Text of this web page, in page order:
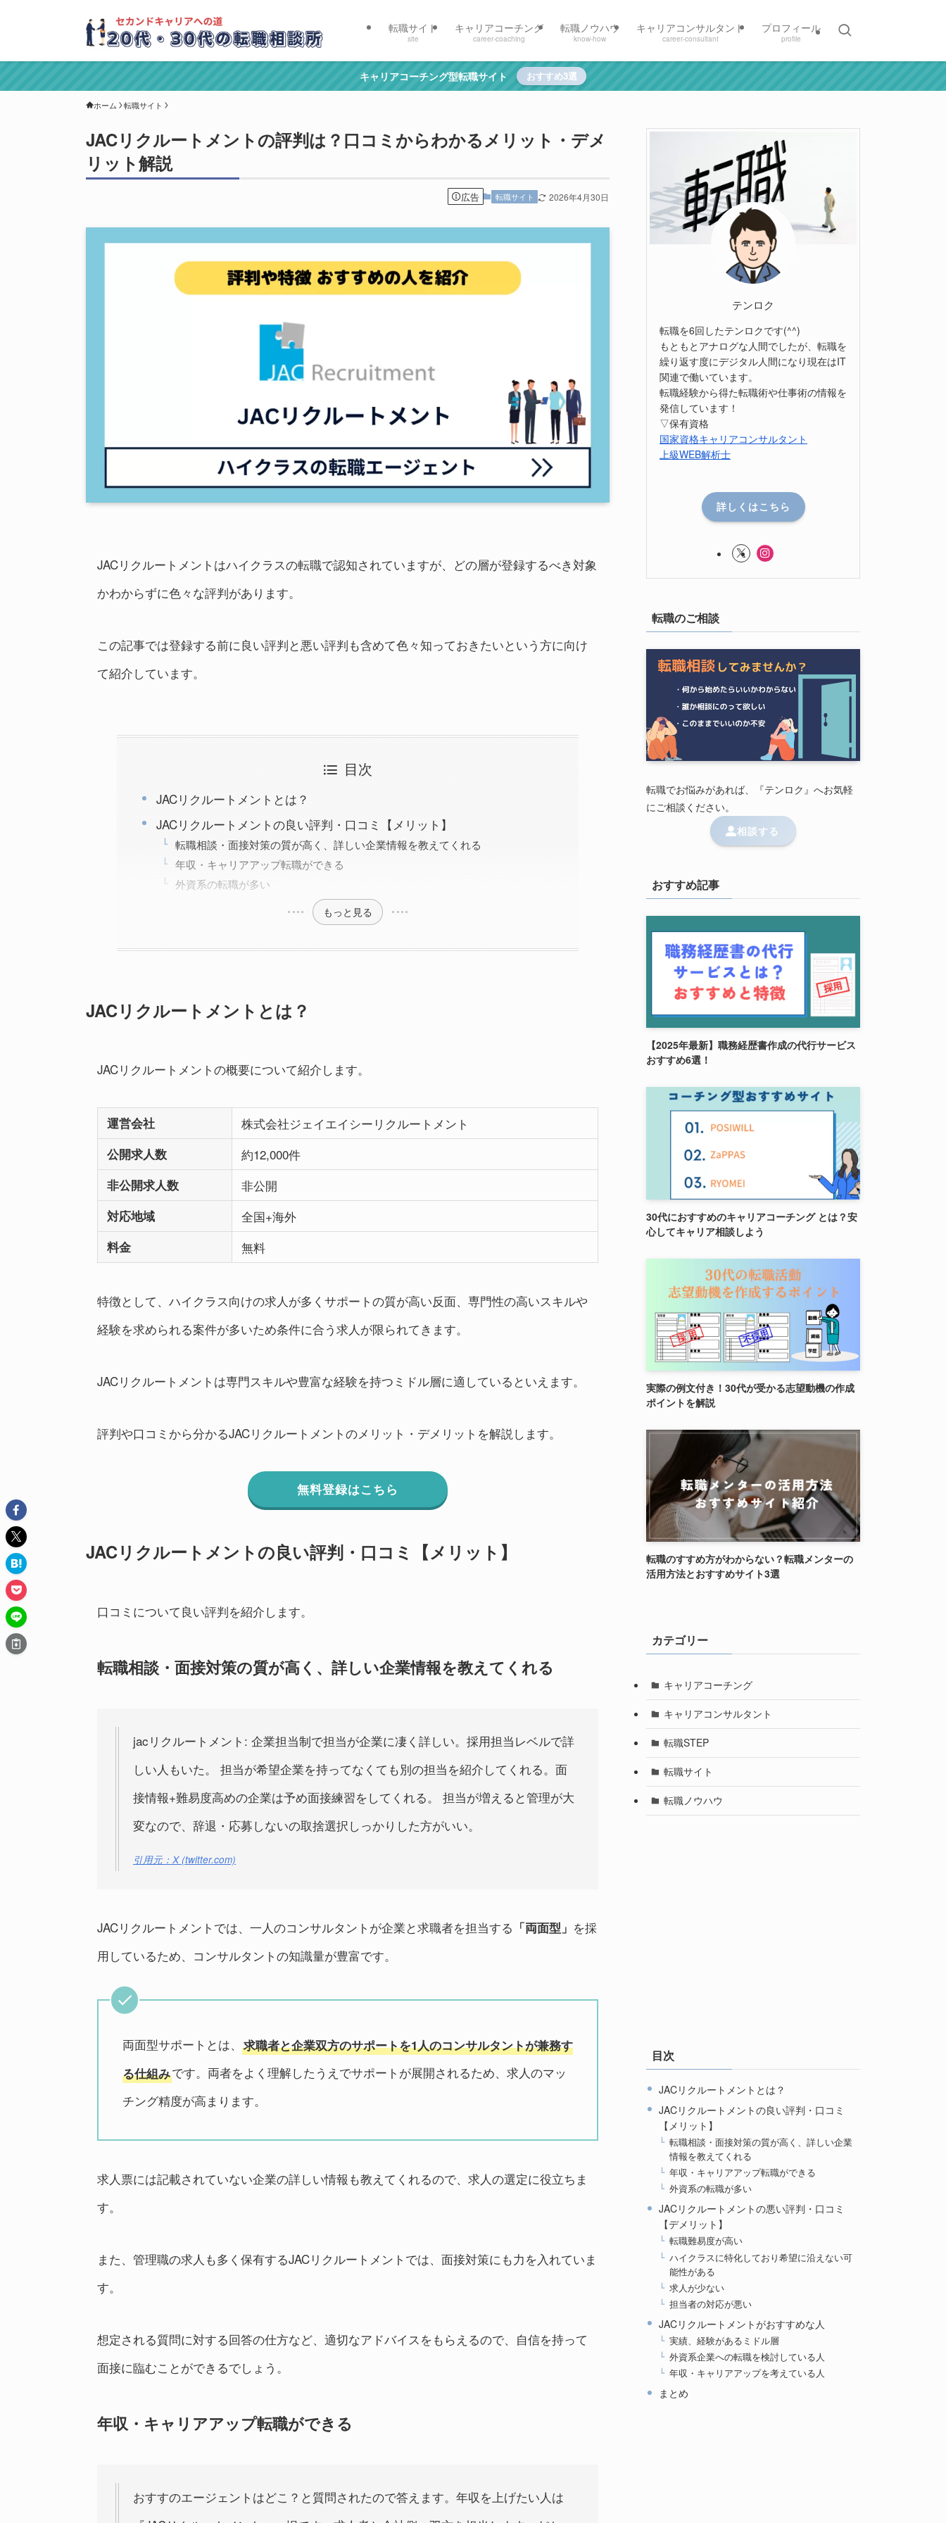
転職サイト
site
キャリアコーチング
career-coaching
転職ノウハウ
know-how
キャリアコンサルタント
career-consultant
プロフィール
profile
キャリアコーチング型転職サイト おすすめ3選
ホーム 転職サイト
JACリクルートメントの評判は？口コミからわかるメリット・デメ
リット解説
広告 転職サイト 2026年4月30日
JACリクルートメントはハイクラスの転職で認知されていますが、どの層が登録するべき対象
かわからずに色々な評判があります。
この記事では登録する前に良い評判と悪い評判も含めて色々知っておきたいという方に向け
て紹介しています。
目次
JACリクルートメントとは？
JACリクルートメントの良い評判・口コミ【メリット】
転職相談・面接対策の質が高く、詳しい企業情報を教えてくれる
年収・キャリアアップ転職ができる
外資系の転職が多い
もっと見る
JACリクルートメントとは？
JACリクルートメントの概要について紹介します。
運営会社 株式会社ジェイエイシーリクルートメント
公開求人数 約12,000件
非公開求人数 非公開
対応地域 全国+海外
料金 無料
特徴として、ハイクラス向けの求人が多くサポートの質が高い反面、専門性の高いスキルや
経験を求められる案件が多いため条件に合う求人が限られてきます。
JACリクルートメントは専門スキルや豊富な経験を持つミドル層に適しているといえます。
評判や口コミから分かるJACリクルートメントのメリット・デメリットを解説します。
無料登録はこちら
JACリクルートメントの良い評判・口コミ【メリット】
口コミについて良い評判を紹介します。
転職相談・面接対策の質が高く、詳しい企業情報を教えてくれる
jacリクルートメント: 企業担当制で担当が企業に凄く詳しい。採用担当レベルで詳
しい人もいた。 担当が希望企業を持ってなくても別の担当を紹介してくれる。面
接情報+難易度高めの企業は予め面接練習をしてくれる。 担当が増えると管理が大
変なので、辞退・応募しないの取捨選択しっかりした方がいい。
引用元： X (twitter.com)
JACリクルートメントでは、一人のコンサルタントが企業と求職者を担当する 「両面型」 を採
用しているため、コンサルタントの知識量が豊富です。
両面型サポートとは、
求職者と企業双方のサポートを1人のコンサルタントが兼務す
る仕組みです。両者をよく理解したうえでサポートが展開されるため、求人のマッ
チング精度が高まります。
求人票には記載されていない企業の詳しい情報も教えてくれるので、求人の選定に役立ちま
す。
また、管理職の求人も多く保有するJACリクルートメントでは、面接対策にも力を入れていま
す。
想定される質問に対する回答の仕方など、適切なアドバイスをもらえるので、自信を持って
面接に臨むことができるでしょう。
年収・キャリアアップ転職ができる
おすすのエージェントはどこ？と質問されたので答えます。年収を上げたい人は
テンロク
転職を6回したテンロクです(^^)
もともとアナログな人間でしたが、転職を
繰り返す度にデジタル人間になり現在はIT
関連で働いています。
転職経験から得た転職術や仕事術の情報を
発信しています！
▽保有資格
国家資格キャリアコンサルタント
上級WEB解析士
詳しくはこちら
転職のご相談
転職でお悩みがあれば、『テンロク』へお気軽
にご相談ください。
相談する
おすすめ記事
【2025年最新】職務経歴書作成の代行サービス
おすすめ6選！
30代におすすめのキャリアコーチング とは？安
心してキャリア相談しよう
実際の例文付き！30代が受かる志望動機の作成
ポイントを解説
転職のすすめ方がわからない？転職メンターの
活用方法とおすすめサイト3選
カテゴリー
キャリアコーチング
キャリアコンサルタント
転職STEP
転職サイト
転職ノウハウ
目次
JACリクルートメントとは？
JACリクルートメントの良い評判・口コミ
【メリット】
転職相談・面接対策の質が高く、詳しい企業
情報を教えてくれる
年収・キャリアアップ転職ができる
外資系の転職が多い
JACリクルートメントの悪い評判・口コミ
【デメリット】
転職難易度が高い
ハイクラスに特化しており希望に沿えない可
能性がある
求人が少ない
担当者の対応が悪い
JACリクルートメントがおすすめな人
実績、経験があるミドル層
外資系企業への転職を検討している人
年収・キャリアアップを考えている人
まとめ